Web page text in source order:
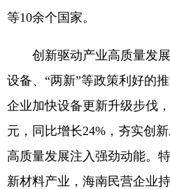
等10余个国家。
创新驱动产业高质量发展
设备、“两新”等政策利好的
企业加快设备更新升级步伐
元，同比增长24%，夯实创
高质量发展注入强劲动能。
新材料产业，海南民营企业